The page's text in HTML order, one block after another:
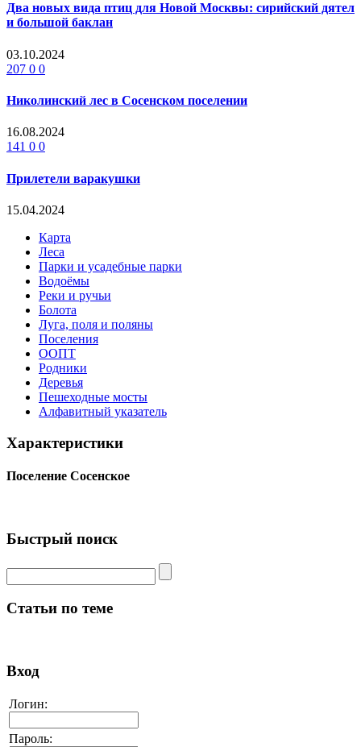
Два новых вида птиц для Новой Москвы: сирийский дятел
и большой баклан
03.10.2024
207 0 0
Николинский лес в Сосенском поселении
16.08.2024
141 0 0
Прилетели варакушки
15.04.2024
Карта
Леса
Парки и усадебные парки
Водоёмы
Реки и ручьи
Болота
Луга, поля и поляны
Поселения
ООПТ
Родники
Деревья
Пешеходные мосты
Алфавитный указатель
Характеристики
Поселение Сосенское
Быстрый поиск
Статьи по теме
Вход
Логин:
Пароль: